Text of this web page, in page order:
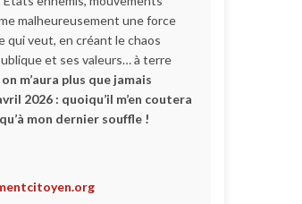
malheureusement une force
qui veut, en créant le chaos
et ses valeurs… à terre
on m’aura plus que jamais
2026 : quoiqu’il m’en coutera
mon dernier souffle !